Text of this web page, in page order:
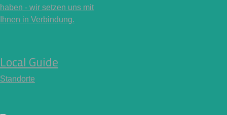
haben - wir setzen uns mit
Ihnen in Verbindung.
Local Guide
Standorte